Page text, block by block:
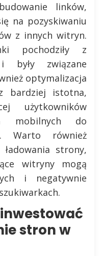
linków,
na pozyskiwaniu
z innych witryn.
pochodziły z
były związane
optymalizacja
bardziej istotna,
użytkowników
mobilnych do
Warto również
strony,
witryny mogą
i negatywnie
stron w